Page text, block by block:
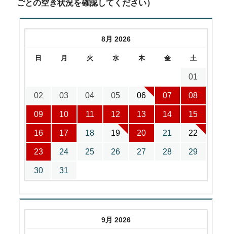
ごとの空き状況を確認してください）
8月 2026
日 月 火 水 木 金 土
01
02 03 04 05 06 07 08
09 10 11 12 13 14 15
16 17 18 19 20 21 22
23 24 25 26 27 28 29
30 31
9月 2026